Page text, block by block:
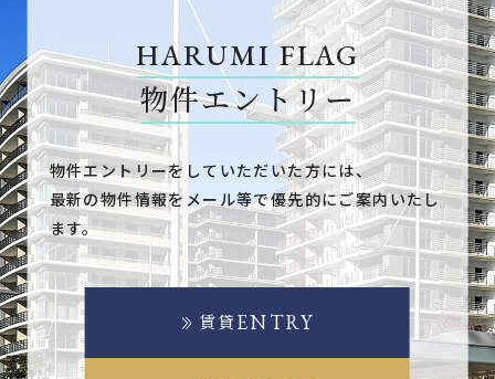
HARUMI FLAG
物件エントリー
物件エントリーをしていただいた方には、
最新の物件情報をメール等で優先的にご案内いたし
ます。
賃貸 ENTRY